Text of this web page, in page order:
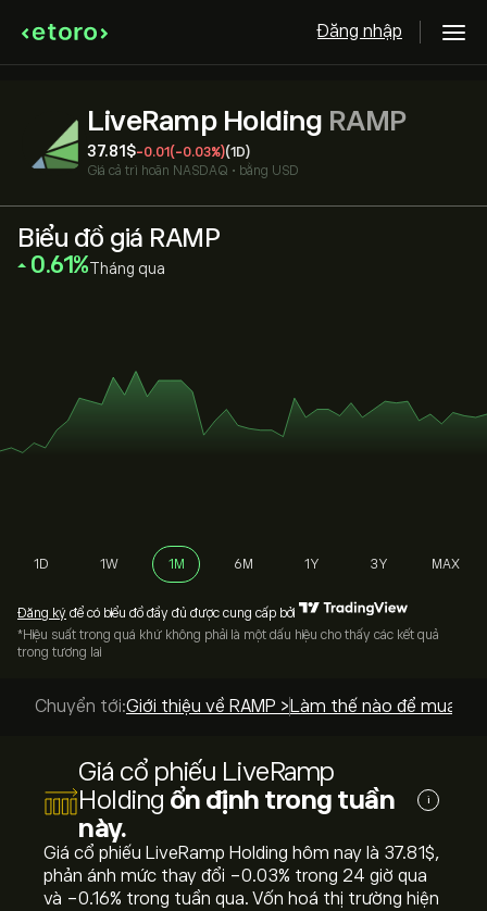
Đăng nhập
LiveRamp Holding RAMP
37.81‎$‎-0.01 (-0.03%)(1D)
Giá cả trì hoãn NASDAQ • bằng USD
Biểu đồ giá RAMP
‎0.61‎ Tháng qua
1D 1W 1M 6M 1Y 3Y MAX
Đăng ký để có biểu đồ đầy đủ được cung cấp bởi
*Hiệu suất trong quá khứ không phải là một dấu hiệu cho thấy các kết quả
trong tương lai
Chuyển tới:Giới thiệu về RAMP > Làm thế nào để mua? >
Giá cổ phiếu LiveRamp
Holding ổn định trong tuần
này.
i
Giá cổ phiếu LiveRamp Holding hôm nay là 37.81‎$‎,
phản ánh mức thay đổi ‎-0.03‎% trong 24 giờ qua
và ‎-0.16‎% trong tuần qua. Vốn hoá thị trường hiện